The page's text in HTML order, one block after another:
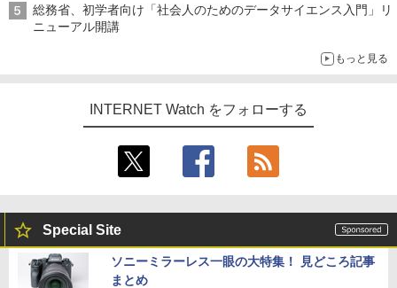
総務省、初学者向け「社会人のためのデータサイエンス入門」リ
ニューアル開講
もっと見る
INTERNET Watch をフォローする
Special Site
ソニーミラーレス一眼の大特集！ 見どころ記事
まとめ